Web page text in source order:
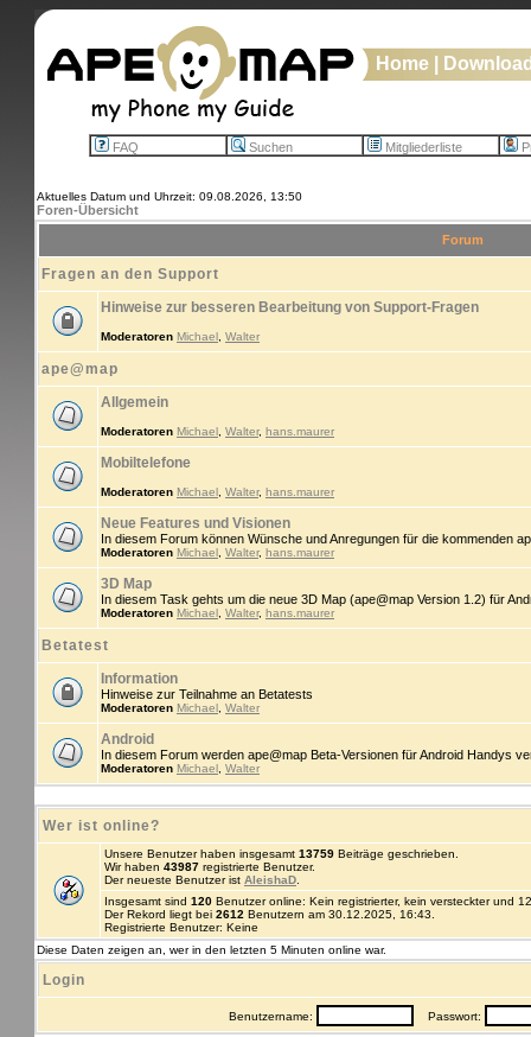
Home
FAQ Suchen Mitgliederliste
Aktuelles Datum und Uhrzeit: 09.08.2026, 13:50
Foren-Übersicht
Forum
Fragen an den Support
Hinweise zur besseren Bearbeitung von Support-Fragen
Moderatoren Michael Walter
ape@map
Allgemein
Moderatoren Michael Walter, hans.maurer
Mobiltelefone
Moderatoren Michael Walter, hans.maurer
Neue Features und Visionen
In diesem Forum können Wünsche und Anregungen für die kommenden
Moderatoren Michael Walter, hans.maurer
3D Map
In diesem Task gehts um die neue 3D Map (ape@map Version 1.2) für
Moderatoren Michael Walter, hans.maurer
Betatest
Information
Hinweise zur Teilnahme an Betatests
Moderatoren Michael Walter
Android
In diesem Forum werden ape@map Beta-Versionen für Android Handys
Moderatoren Michael Walter
Wer ist online?
Unsere Benutzer haben insgesamt 13759 Beiträge geschrieben.
Wir haben 43987 registrierte Benutzer.
Der neueste Benutzer ist AleishaD
Insgesamt sind 120 Benutzer online: Kein registrierter, kein versteckter und
Der Rekord liegt bei 2612 Benutzern am 30.12.2025, 16:43.
Registrierte Benutzer: Keine
Diese Daten zeigen an, wer in den letzten 5 Minuten online war.
Login
Benutzername: Passwort: